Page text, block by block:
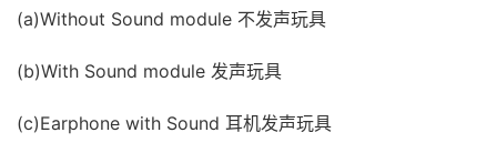
(a)Without Sound module 不发声玩具
(b)With Sound module 发声玩具
(c)Earphone with Sound 耳机发声玩具